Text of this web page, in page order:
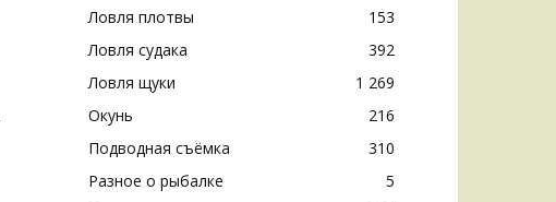
Ловля плотвы
153
Ловля судака
392
Ловля щуки
1 269
Окунь
216
Подводная съёмка
310
Разное о рыбалке
5